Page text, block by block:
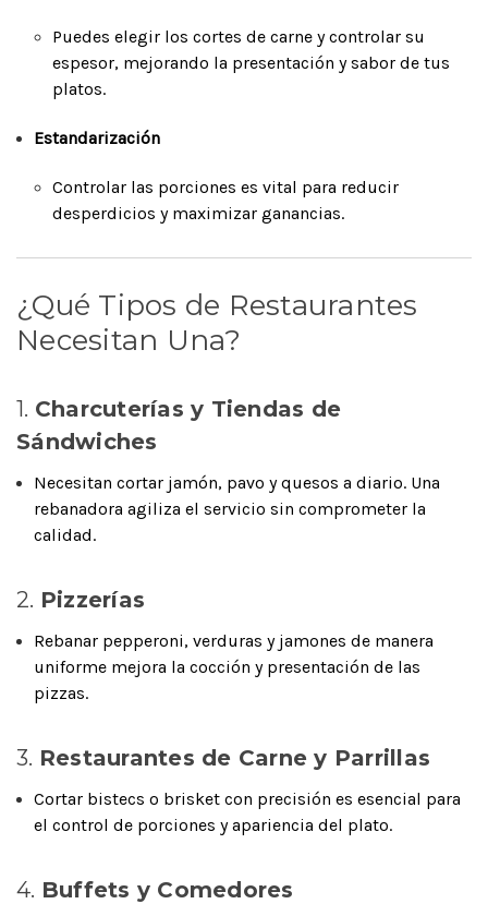
Puedes elegir los cortes de carne y controlar su
espesor, mejorando la presentación y sabor de tus
platos.
Estandarización
Controlar las porciones es vital para reducir
desperdicios y maximizar ganancias.
¿Qué Tipos de Restaurantes
Necesitan Una?
1. Charcuterías y Tiendas de
Sándwiches
Necesitan cortar jamón, pavo y quesos a diario. Una
rebanadora agiliza el servicio sin comprometer la
calidad.
2. Pizzerías
Rebanar pepperoni, verduras y jamones de manera
uniforme mejora la cocción y presentación de las
pizzas.
3. Restaurantes de Carne y Parrillas
Cortar bistecs o brisket con precisión es esencial para
el control de porciones y apariencia del plato.
4. Buffets y Comedores